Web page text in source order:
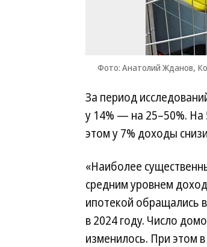
Фото: Анатолий Жданов,
За период
у 14% — на 25–50%. На
этом у 7% доходы
«Наиболее
средним уровнем
ипотекой обращались
в 2024 году. Число
изменилось. При этом